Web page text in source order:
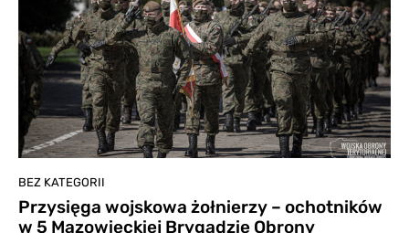
BEZ KATEGORII
Przysięga wojskowa żołnierzy – ochotników
w 5 Mazowieckiej Brygadzie Obrony